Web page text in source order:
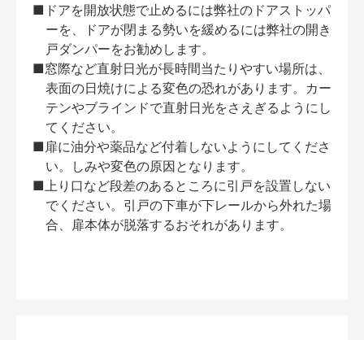
■ドアを開放状態で止めるには弊社のドアストッパ
ーを、ドアが閉まる勢いを緩めるには弊社の開き
戸ダンパーをお勧めします。
■窓際など直射日光が長時間当たりやすい場所は、
表面の日焼けによる変色の恐れがあります。カー
テンやブラインドで直射日光をさえぎるようにし
てください。
■扉に油分や薬品など付着しないようにしてくださ
い。しみや変色の原因となります。
■上り口など段差のあるところに引戸を設置しない
でください。引戸の下車が下レールから外れた場
合、扉本体が脱落するおそれがあります。